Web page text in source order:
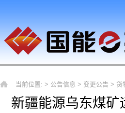
当前位置: > 公告信息 > 变更公告 > 货
新疆能源乌东煤